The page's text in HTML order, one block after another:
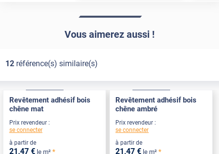
Vous aimerez aussi !
12référence(s) similaire(s)
Revêtement adhésif bois
chêne mat
Prix revendeur :
se connecter
à partir de
21,47 € le m² *
Revêtement adhésif bois
chêne ambré
Prix revendeur :
se connecter
à partir de
21,47 € le m² *